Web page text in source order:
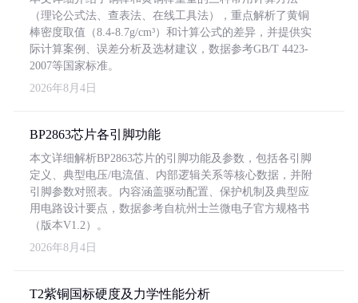
（理论公式法、查表法、在线工具法），重点解析了黄铜
棒密度取值（8.4-8.7g/cm³）和计算公式的差异，并提供实
际计算案例、误差分析及选材建议，数据参考GB/T 4423-
2007等国家标准。
2026年8月4日
BP2863芯片各引脚功能
本文详细解析BP2863芯片的引脚功能及参数，包括各引脚
定义、典型电压/电流值、内部逻辑关系等核心数据，并附
引脚参数对照表。内容涵盖驱动配置、保护机制及典型应
用电路设计要点，数据参考自杭州士兰微电子官方规格书
（版本V1.2）。
2026年8月4日
T2紫铜国标硬度及力学性能分析